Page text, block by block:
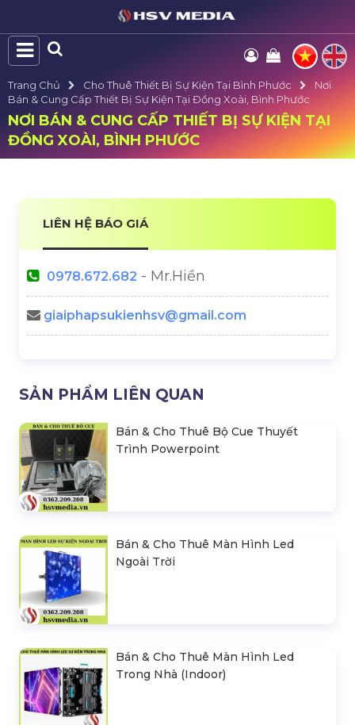
Trang Chủ Cho Thuê Thiết Bị Sự Kiện Tại Bình Phước
Nơi
Bán & Cung Cấp Thiết Bị Sự Kiện Tại Đồng Xoài, Bình Phước
NƠI BÁN & CUNG CẤP THIẾT BỊ SỰ KIỆN TẠI
ĐỒNG XOÀI, BÌNH PHƯỚC
LIÊN HỆ BÁO GIÁ
0978.672.682 - Mr.Hiền
giaiphapsukienhsv@gmail.com
SẢN PHẨM LIÊN QUAN
Bán & Cho Thuê Bộ Cue Thuyết
Trình Powerpoint
Bán & Cho Thuê Màn Hình Led
Ngoài Trời
Bán & Cho Thuê Màn Hình Led
Trong Nhà (Indoor)